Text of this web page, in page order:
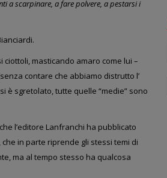
a scarpinare, a fare polvere, a pestarsi i
masticando amaro come lui –
contare che abbiamo distrutto l’
è sgretolato, tutte quelle “medie” sono
l’editore Lanfranchi ha pubblicato
che in parte riprende gli stessi temi di
ma al tempo stesso ha qualcosa